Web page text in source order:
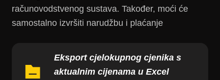
računovodstvenog sustava. Također, moći će
samostalno izvršiti narudžbu i plaćanje
Eksport cjelokupnog cjenika s
aktualnim cijenama u Excel